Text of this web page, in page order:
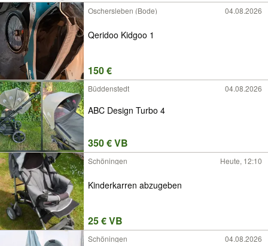
Oschersleben (Bode) 04.08.2026
Qeridoo Kidgoo 1
150 €
Büddenstedt 04.08.2026
ABC Design Turbo 4
350 € VB
Schöningen Heute, 12:10
Kinderkarren abzugeben
25 € VB
Schöningen 04.08.2026